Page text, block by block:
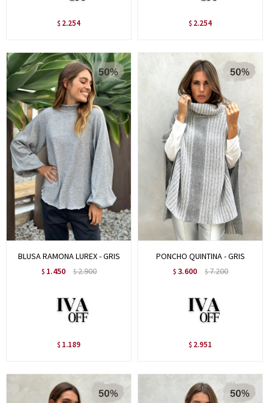
$ 2.254 $ 2.254
BLUSA RAMONA LUREX - GRIS
$ 1.450 $2.900
$ 1.189
PONCHO QUINTINA - GRIS
$ 3.600 $7.200
$ 2.951